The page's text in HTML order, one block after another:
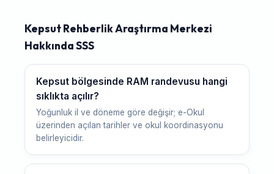
Kepsut Rehberlik Araştırma Merkezi
Hakkında SSS
Kepsut bölgesinde RAM randevusu hangi
sıklıkta açılır?
Yoğunluk il ve döneme göre değişir; e-Okul
üzerinden açılan tarihler ve okul koordinasyonu
belirleyicidir.